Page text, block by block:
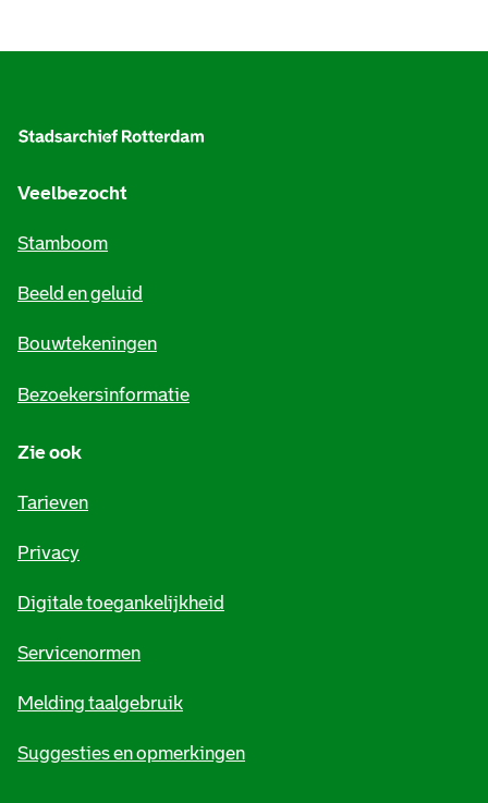
Veelbezocht
Stamboom
Beeld en geluid
Bouwtekeningen
Bezoekersinformatie
Zie ook
Tarieven
Privacy
Digitale toegankelijkheid
Servicenormen
Melding taalgebruik
Suggesties en opmerkingen